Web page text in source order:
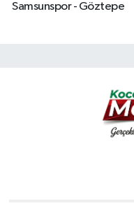
Samsunspor - Göztepe